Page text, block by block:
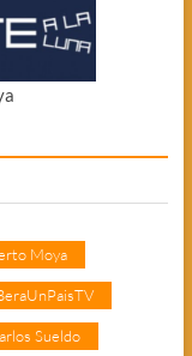
Moya
Sueldo